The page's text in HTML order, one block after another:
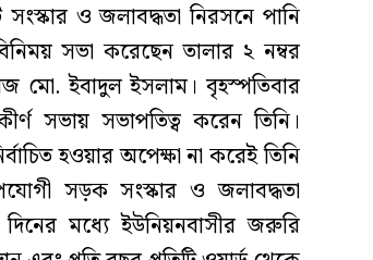
সংস্কার ও জলাবদ্ধতা নিরসনে পানি
সভা করেছেন তালার ২ নম্বর
মো. ইবাদুল ইসলাম। বৃহস্পতিবার
সভায় সভাপতিত্ব করেন তিনি।
হওয়ার অপেক্ষা না করেই তিনি
সড়ক সংস্কার ও জলাবদ্ধতা
মধ্যে ইউনিয়নবাসীর জরুরি